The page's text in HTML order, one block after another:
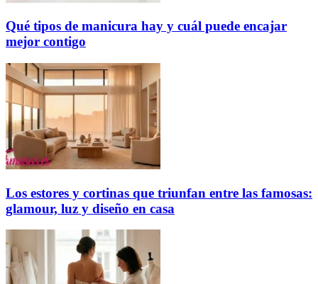
Qué tipos de manicura hay y cuál puede encajar
mejor contigo
Los estores y cortinas que triunfan entre las famosas:
glamour, luz y diseño en casa